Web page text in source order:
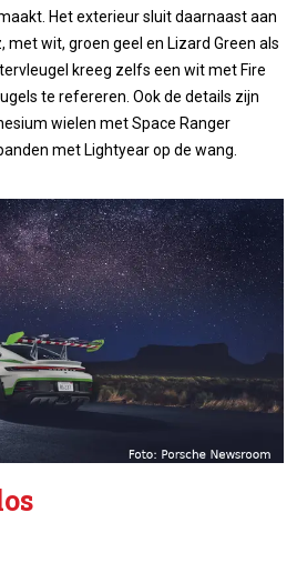
Het exterieur sluit daarnaast aan
wit, groen geel en Lizard Green als
kreeg zelfs een wit met Fire
te refereren. Ook de details zijn
wielen met Space Ranger
met Lightyear op de wang.